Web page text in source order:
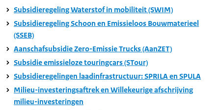
Subsidieregeling Waterstof in mobiliteit (SWIM)
Subsidieregeling Schoon en Emissieloos Bouwmaterieel
(SSEB)
Aanschafsubsidie Zero-Emissie Trucks (AanZET)
Subsidie emissieloze touringcars (STour)
Subsidieregelingen laadinfrastructuur: SPRILA en SPULA
Milieu-investeringsaftrek en Willekeurige afschrijving
milieu-investeringen